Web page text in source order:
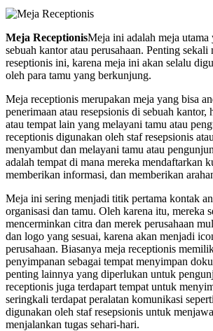
Meja ReceptionisMeja ini adalah meja utama
sebuah kantor atau perusahaan. Penting sekali
reseptionis ini, karena meja ini akan selalu
oleh para tamu yang berkunjung.
Meja receptionis merupakan meja yang bisa
penerimaan atau resepsionis di sebuah kantor,
atau tempat lain yang melayani tamu atau
receptionis digunakan oleh staf resepsionis
menyambut dan melayani tamu atau
adalah tempat di mana mereka mendaftarkan
memberikan informasi, dan memberikan
Meja ini sering menjadi titik pertama kontak
organisasi dan tamu. Oleh karena itu, mereka
mencerminkan citra dan merek perusahaan
dan logo yang sesuai, karena akan menjadi
perusahaan. Biasanya meja receptionis
penyimpanan sebagai tempat menyimpan
penting lainnya yang diperlukan untuk
receptionis juga terdapart tempat untuk
seringkali terdapat peralatan komunikasi
digunakan oleh staf resepsionis untuk
menjalankan tugas sehari-hari.